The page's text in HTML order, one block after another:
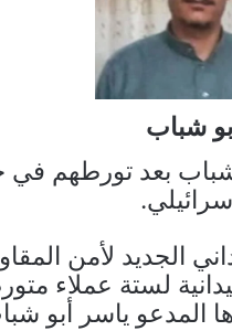
شباب
شباب بعد تورطهم
الجديد لأمن
لستة عملاء
المدعو ياسر أبو